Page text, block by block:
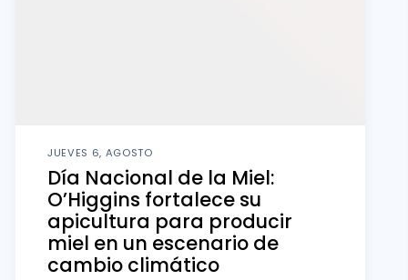
JUEVES 6, AGOSTO
Día Nacional de la Miel:
O’Higgins fortalece su
apicultura para producir
miel en un escenario de
cambio climático